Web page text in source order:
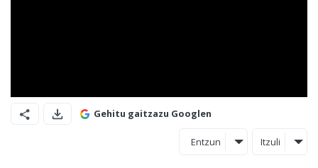
Gehitu gaitzazu Googlen
Entzun Itzuli